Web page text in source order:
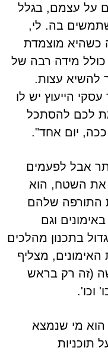
על עצמם, בגלל
בה. לי,
כשהיא מוצמדת
כולל מידה רבה של
להשיא עצות.
הייעוץ יש לו
לכם להסתכל
ככה, יום אחד".
אבל לפעמים
את השטח, הוא
התורפה שלהם
וגם
בתכנון מהלכים
מצליף
(זה רק בראש
וכו'.
מי שנמצא
תוכניות